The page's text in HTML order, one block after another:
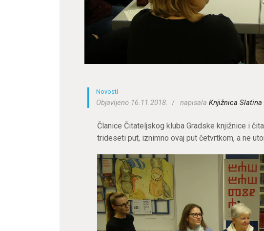
Novosti
Objavljeno 16.11.2018. napisalaKnjižnica Slatina
Članice Čitateljskog kluba Gradske knjižnice i
trideseti put, iznimno ovaj put četvrtkom, a ne